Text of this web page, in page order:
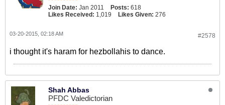
Join Date: Jan 2011 Posts: 618
Likes Received: 1,019 Likes Given: 276
#2578
03-20-2015, 02:18 AM
i thought it's haram for hezbollahis to dance.
Shah Abbas
PFDC Valedictorian